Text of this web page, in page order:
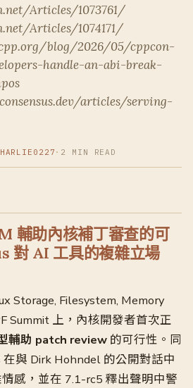
Articles/1073761/
Articles/1074171/
blog/2026/05/cppcon-
handle-an-abi-break-
articles/serving-
· 2 MIN READ
輔助內核補丁審查的可
對 AI 工具的複雜立場
Storage, Filesystem, Memory
Summit 上，內核開發者首次正
輔助 patch review 的可行性。同
與 Dirk Hohndel 的公開對話中
感，並在 7.1-rc5 釋出聲明中警